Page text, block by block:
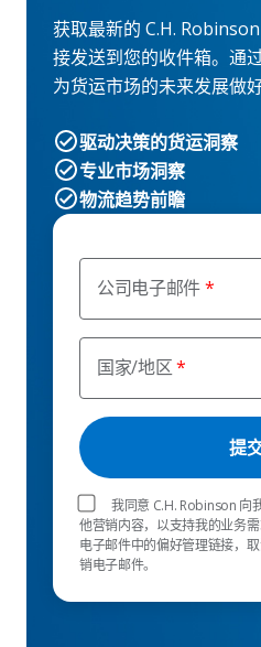
公司电子邮件
国家/地区
我同意 C.H. Robinson 向
他营销内容，以支持我的业务
电子邮件中的偏好管理链接，
销电子邮件。
获取最新的 C.H.
接发送到您的收件箱。通
为货运市场的未来发展做好
驱动决策的货运洞察
专业市场洞察
物流趋势前瞻